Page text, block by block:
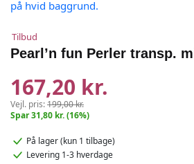
Tilbud
Pearl’n fun Perler transp.
167,20 kr.
Vejl. pris:199,00 kr.
Spar 31,80 kr. (16%)
På lager(kun 1 tilbage)
Levering 1-3 hverdage